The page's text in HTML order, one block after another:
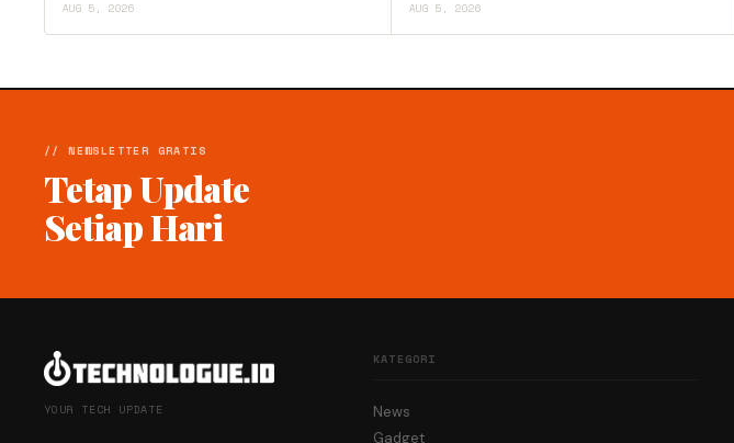
AUG 5, 2026 AUG 5, 2026
// NEWSLETTER GRATIS
Tetap Update
Setiap Hari
YOUR TECH UPDATE
KATEGORI
News
Gadget